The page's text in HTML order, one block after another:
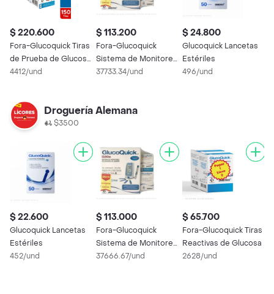
$ 220.600
Fora-Glucoquick Tiras
de Prueba de Glucosa
en Sangre
4412/und
$ 113.200
Fora-Glucoquick
Sistema de Monitoreo
de Glucosa
37733.34/und
$ 24.800
Glucoquick Lancetas
Estériles
496/und
Droguería Alemana
$3500
$ 22.600
Glucoquick Lancetas
Estériles
452/und
$ 113.000
Fora-Glucoquick
Sistema de Monitoreo
de Glucosa
37666.67/und
$ 65.700
Fora-Glucoquick Tiras
Reactivas de Glucosa
2628/und